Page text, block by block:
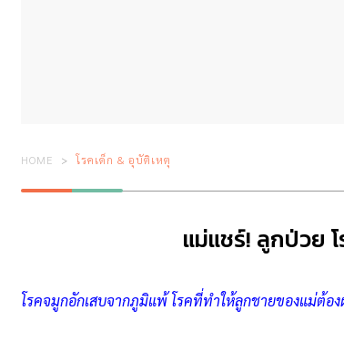
HOME โรคเด็ก & อุบัติเหตุ
แม่แชร์! ลูกป่วย
โรคจมูกอักเสบจากภูมิแพ้ โรคที่ทำให้ลูกชายของแม่ต้อ